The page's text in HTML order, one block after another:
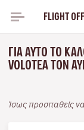
FLIGHT
ΓΙΑ ΑΥΤΌ ΤΟ
VOLOTEA ΤΟΝ
Ίσως προσπαθείς